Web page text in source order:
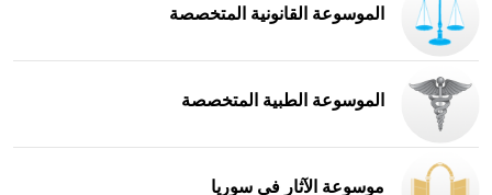
الموسوعة القانونية المتخصصة
الموسوعة الطبية المتخصصة
موسوعة الآثار في سوريا